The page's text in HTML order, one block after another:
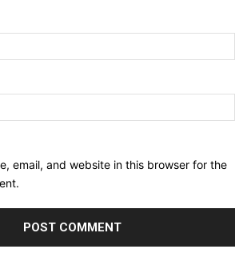
email, and website in this browser for the